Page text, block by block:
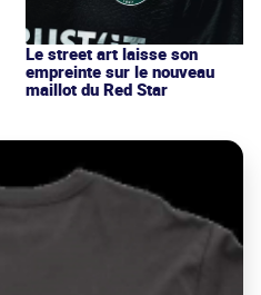
Le street art laisse son
empreinte sur le nouveau
maillot du Red Star